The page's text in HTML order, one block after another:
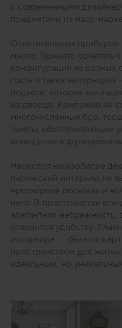
с современными
предметами из масс-
Осветительных
много. Принято сочетать
конфигураций из разных
гость в таких
подвесе, которая
из дворца. Компанию ей
многочисленные бра,
лампы, обеспечивающие
освещение в
Несмотря на изобилие
парижский интерьер не
чрезмерная роскошь и
него. В пространстве
элегантная небрежность,
отводится удобству.
интерьера — быть не
пространством для
идеальным, но